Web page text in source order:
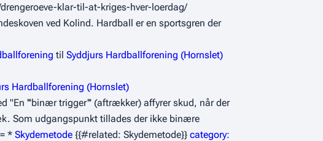
klar-til-at-kriges-hver-loerdag/
ved Kolind. Hardball er en sportsgren der
til Syddjurs Hardballforening (Hornslet)
Hardballforening (Hornslet)
"En '''binær trigger''' (aftrækker) affyrer skud, når der
Som udgangspunkt tillades der ikke binære
* Skydemetode {{#related: Skydemetode}} category: